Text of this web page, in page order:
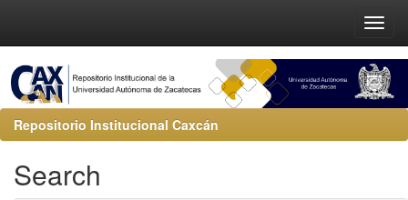
Repositorio Institucional Caxcán
Search